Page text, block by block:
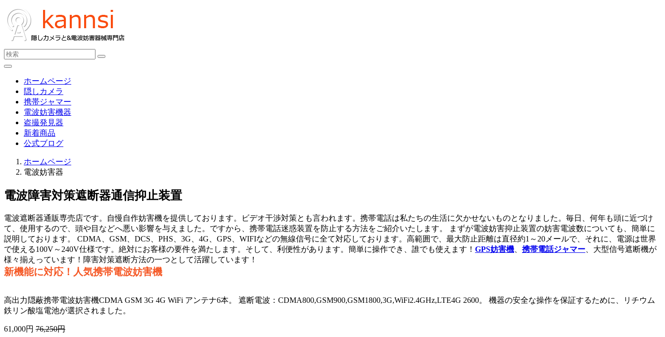
ホームページ
隠しカメラ
携帯ジャマー
電波妨害機器
盗撮発見器
新着商品
公式ブログ
ホームページ
電波妨害器
電波障害対策遮断器通信抑止装置
電波遮断器通販専売店です。自慢自作妨害機を提供しております。ビデオ干渉対策とも言われます。携帯電話は私たちの生活に欠かせないものとなりました。毎日、何年も頭に近づけ
て、使用するので、頭や目などへ悪い影響を与えました。ですから、携帯電話迷惑装置を防止する方法をご紹介いたします。 まずが電波妨害抑止装置の妨害電波数についても、簡単に
説明しております。 CDMA、GSM、DCS、PHS、3G、4G、GPS、WIFIなどの無線信号に全て対応しております。高範囲で、最大防止距離は直径約1～20メールで、それに、電源は世界
で使える100V～240V仕様です。絶対にお客様の要件を満たします。そして、利便性があります。簡単に操作でき、誰でも使えます！ GPS妨害機 携帯電話ジャマー 、大型信号遮断機が
様々揃えっています！障害対策遮断方法の一つとして活躍しています！
新機能に対応！人気携帯電波妨害機
高出力隠蔽携帯電波妨害機CDMA GSM 3G 4G WiFi アンテナ6本。 遮断電波：CDMA800,GSM900,GSM1800,3G,WiFi2.4GHz,LTE4G 2600。 機器の安全な操作を保証するために、リチウム
鉄リン酸塩電池が選択されました。
61,000円 76,250円